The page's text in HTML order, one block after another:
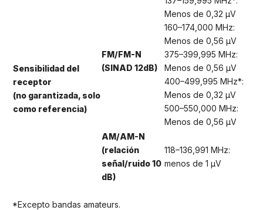
Sensibilidad del
receptor
(no garantizada, solo
como referencia)
FM/FM-N
(SINAD 12dB)
Menos de 0,32 μV
160–174,000 MHz:
Menos de 0,56 μV
375–399,995 MHz:
Menos de 0,56 μV
400–499,995 MHz*:
Menos de 0,32 μV
500–550,000 MHz:
Menos de 0,56 μV
AM/AM-N
(relación
señal/ruido 10
dB)
118–136,991 MHz:
menos de 1 μV
*Excepto bandas amateurs.